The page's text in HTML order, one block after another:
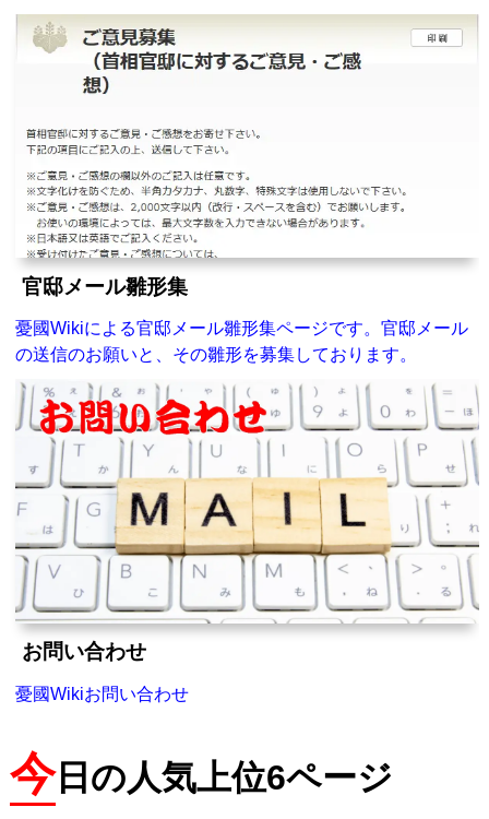
官邸メール雛形集
憂國Wikiによる官邸メール雛形集ページです。官邸メール
の送信のお願いと、その雛形を募集しております。
お問い合わせ
憂國Wikiお問い合わせ
今日の人気上位6ページ